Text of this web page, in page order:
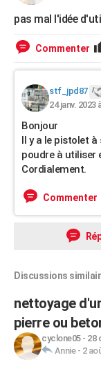
pas mal l'idée
Commenter
stf_jpd87
24 janv. 2023
Bonjour
Il y a le pistolet
poudre à utiliser
Cordialement.
Commenter
Discussions
nettoyage
pierre ou
cyclone05- 28
Annie- 2